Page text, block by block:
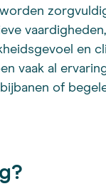
vaardigheden,
en
vaak al
of